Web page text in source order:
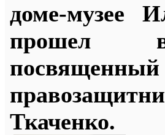
доме-музее
прошел
Ткаченко.